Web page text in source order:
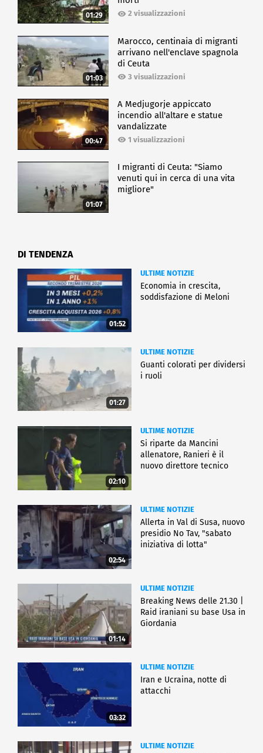
01:29 2 visualizzazioni
01:03
Marocco, centinaia di migranti
arrivano nell'enclave spagnola
di Ceuta
3 visualizzazioni
00:47
A Medjugorje appiccato
incendio all'altare e statue
vandalizzate
1 visualizzazioni
01:07
I migranti di Ceuta: "Siamo
venuti qui in cerca di una vita
migliore"
DI TENDENZA
01:52
ULTIME NOTIZIE
Economia in crescita,
soddisfazione di Meloni
01:27
ULTIME NOTIZIE
Guanti colorati per dividersi
i ruoli
02:10
ULTIME NOTIZIE
Si riparte da Mancini
allenatore, Ranieri è il
nuovo direttore tecnico
02:54
ULTIME NOTIZIE
Allerta in Val di Susa, nuovo
presidio No Tav, "sabato
iniziativa di lotta"
01:14
ULTIME NOTIZIE
Breaking News delle 21.30 |
Raid iraniani su base Usa in
Giordania
03:32
ULTIME NOTIZIE
Iran e Ucraina, notte di
attacchi
ULTIME NOTIZIE